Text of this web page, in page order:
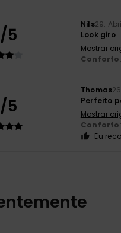
/5 Nils29.
Look giro
Mostrar
Conforto
/5
Thomas
Perfeito
Mostrar
Conforto
Eu